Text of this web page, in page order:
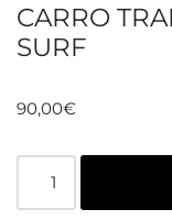
CARRO
SURF
90,00€